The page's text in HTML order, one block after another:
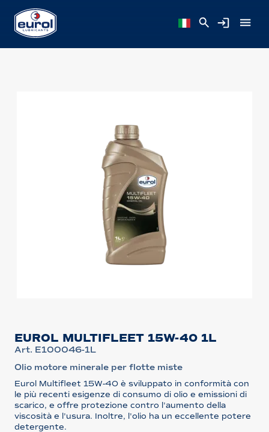
EUROL MULTIFLEET 15W-40 1L
Art. E100046-1L
Olio motore minerale per flotte miste
Eurol Multifleet 15W-40 è sviluppato in conformità con
le più recenti esigenze di consumo di olio e emissioni di
scarico, e offre protezione contro l'aumento della
viscosità e l'usura. Inoltre, l'olio ha un eccellente potere
detergente.